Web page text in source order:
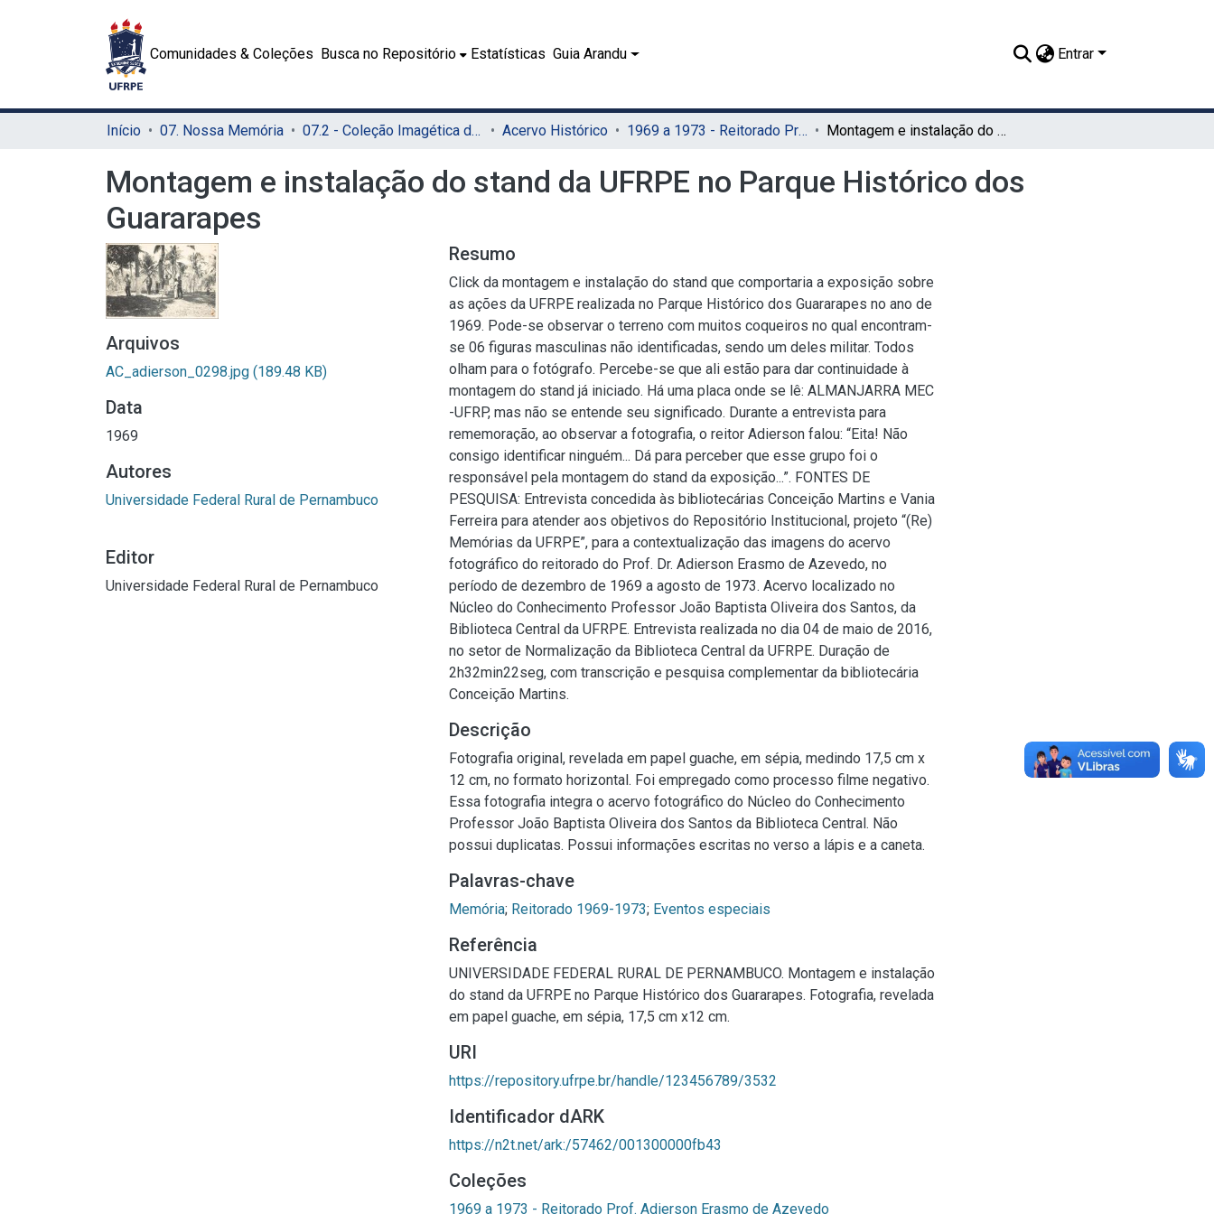
Comunidades & Coleções Busca no Repositório Estatísticas Guia Arandu Entrar
Início 07. Nossa Memória 07.2 - Coleção Imagética do SIB Acervo Histórico 1969 a 1973 - Reitorado Prof. Adierson Erasmo de Azevedo Montagem e instalação do stand da UFRPE no Parque Histórico dos Guararapes
Montagem e instalação do stand da UFRPE no Parque Histórico dos
Guararapes
Arquivos
AC_adierson_0298.jpg (189.48 KB)
Data
1969
Autores
Universidade Federal Rural de Pernambuco
Editor
Universidade Federal Rural de Pernambuco
Resumo
Click da montagem e instalação do stand que comportaria a exposição sobre
as ações da UFRPE realizada no Parque Histórico dos Guararapes no ano de
1969. Pode-se observar o terreno com muitos coqueiros no qual encontram-
se 06 figuras masculinas não identificadas, sendo um deles militar. Todos
olham para o fotógrafo. Percebe-se que ali estão para dar continuidade à
montagem do stand já iniciado. Há uma placa onde se lê: ALMANJARRA MEC
-UFRP, mas não se entende seu significado. Durante a entrevista para
rememoração, ao observar a fotografia, o reitor Adierson falou: “Eita! Não
consigo identificar ninguém... Dá para perceber que esse grupo foi o
responsável pela montagem do stand da exposição...”. FONTES DE
PESQUISA: Entrevista concedida às bibliotecárias Conceição Martins e Vania
Ferreira para atender aos objetivos do Repositório Institucional, projeto “(Re)
Memórias da UFRPE”, para a contextualização das imagens do acervo
fotográfico do reitorado do Prof. Dr. Adierson Erasmo de Azevedo, no
período de dezembro de 1969 a agosto de 1973. Acervo localizado no
Núcleo do Conhecimento Professor João Baptista Oliveira dos Santos, da
Biblioteca Central da UFRPE. Entrevista realizada no dia 04 de maio de 2016,
no setor de Normalização da Biblioteca Central da UFRPE. Duração de
2h32min22seg, com transcrição e pesquisa complementar da bibliotecária
Conceição Martins.
Descrição
Fotografia original, revelada em papel guache, em sépia, medindo 17,5 cm x
12 cm, no formato horizontal. Foi empregado como processo filme negativo.
Essa fotografia integra o acervo fotográfico do Núcleo do Conhecimento
Professor João Baptista Oliveira dos Santos da Biblioteca Central. Não
possui duplicatas. Possui informações escritas no verso a lápis e a caneta.
Palavras-chave
Memória; Reitorado 1969-1973; Eventos especiais
Referência
UNIVERSIDADE FEDERAL RURAL DE PERNAMBUCO. Montagem e instalação
do stand da UFRPE no Parque Histórico dos Guararapes. Fotografia, revelada
em papel guache, em sépia, 17,5 cm x12 cm.
URI
https://repository.ufrpe.br/handle/123456789/3532
Identificador dARK
https://n2t.net/ark:/57462/001300000fb43
Coleções
1969 a 1973 - Reitorado Prof. Adierson Erasmo de Azevedo